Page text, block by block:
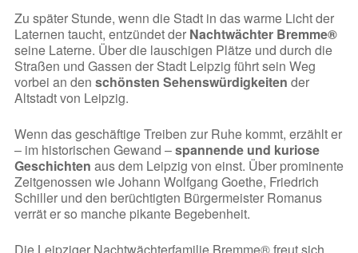
Zu später Stunde, wenn die Stadt in das warme Licht der
Laternen taucht, entzündet der Nachtwächter Bremme®
seine Laterne. Über die lauschigen Plätze und durch die
Straßen und Gassen der Stadt Leipzig führt sein Weg
vorbei an den schönsten Sehenswürdigkeiten der
Altstadt von Leipzig.
Wenn das geschäftige Treiben zur Ruhe kommt, erzählt er
– im historischen Gewand –spannende und kuriose
Geschichten aus dem Leipzig von einst. Über prominente
Zeitgenossen wie Johann Wolfgang Goethe, Friedrich
Schiller und den berüchtigten Bürgermeister Romanus
verrät er so manche pikante Begebenheit.